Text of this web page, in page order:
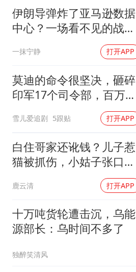
伊朗导弹炸了亚马逊数据
中心？一场看不见的战争
一抹宁静 打开APP
莫迪的命令很坚决，砸碎
印军17个司令部，百万印
雪儿爱追剧 5跟贴 打开APP
白住哥家还讹钱？儿子惹
猫被抓伤，小姑子张口就
鹿云清 打开APP
十万吨货轮遭击沉，乌能
源部长：乌时间不多了
独醉笑清风